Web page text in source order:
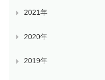
2021年
2020年
2019年